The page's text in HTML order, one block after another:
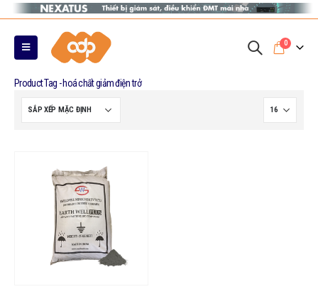
0
Product Tag - hoá chất giảm điện trở